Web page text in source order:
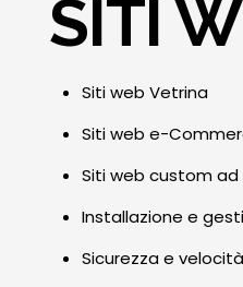
SITI
Siti web Vetrina
Siti web e-
Siti web custom ad
Installazione e
Sicurezza e